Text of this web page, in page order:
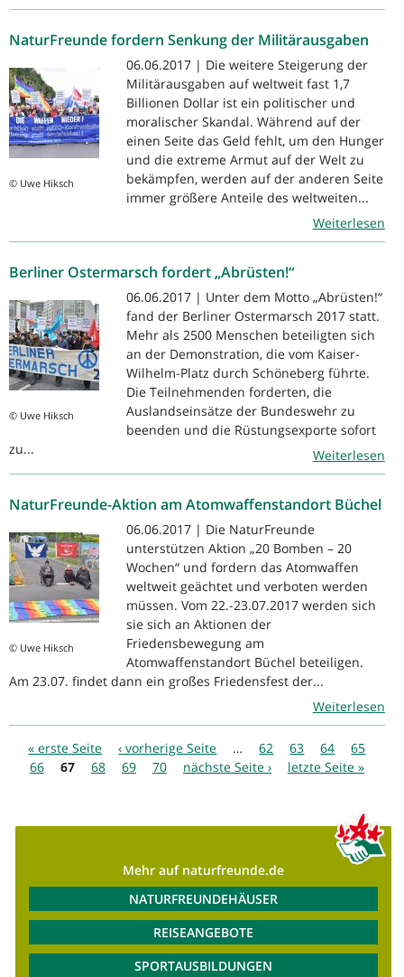
NaturFreunde fordern Senkung der Militärausgaben
© Uwe Hiksch
06.06.2017 | Die weitere Steigerung der
Militärausgaben auf weltweit fast 1,7
Billionen Dollar ist ein politischer und
moralischer Skandal. Während auf der
einen Seite das Geld fehlt, um den Hunger
und die extreme Armut auf der Welt zu
bekämpfen, werden auf der anderen Seite
immer größere Anteile des weltweiten...
Weiterlesen
Berliner Ostermarsch fordert „Abrüsten!“
© Uwe Hiksch
06.06.2017 | Unter dem Motto „Abrüsten!“
fand der Berliner Ostermarsch 2017 statt.
Mehr als 2500 Menschen beteiligten sich
an der Demonstration, die vom Kaiser-
Wilhelm-Platz durch Schöneberg führte.
Die Teilnehmenden forderten, die
Auslandseinsätze der Bundeswehr zu
beenden und die Rüstungsexporte sofort
zu...
Weiterlesen
NaturFreunde-Aktion am Atomwaffenstandort Büchel
© Uwe Hiksch
06.06.2017 | Die NaturFreunde
unterstützen Aktion „20 Bomben – 20
Wochen“ und fordern das Atomwaffen
weltweit geächtet und verboten werden
müssen. Vom 22.-23.07.2017 werden sich
sie sich an Aktionen der
Friedensbewegung am
Atomwaffenstandort Büchel beteiligen.
Am 23.07. findet dann ein großes Friedensfest der...
Weiterlesen
Seiten
« erste Seite ‹ vorherige Seite … 62 63 64
65
66
67 68 69 70 nächste Seite › letzte Seite »
Mehr auf naturfreunde.de
NATURFREUNDEHÄUSER
REISEANGEBOTE
SPORTAUSBILDUNGEN